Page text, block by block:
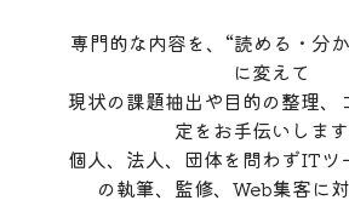
専門的な内容を、“読める・分
に変えて
現状の課題抽出や目的の整理、
定をお手伝いします
個人、法人、団体を問わずITツ
の執筆、監修、Web集客に対